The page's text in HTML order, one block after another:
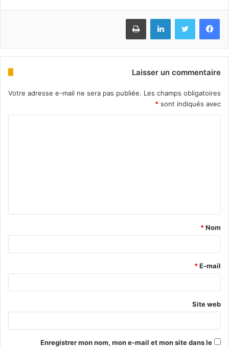
Facebook
Twitter
Linkedin
Imprimer
Laisser un commentaire
Votre adresse e-mail ne sera pas publiée. Les champs obligatoires
sont indiqués avec
*
Nom
*
E-mail
*
Site web
Enregistrer mon nom, mon e-mail et mon site dans le